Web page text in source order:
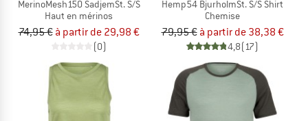
MerinoMesh150 SadjemSt. S/S
Haut en mérinos
74,95 € à partir de 29,98 €
(0)
Hemp54 BjurholmSt. S/S Shirt
Chemise
79,95 € à partir de 38,38 €
4,8(17)